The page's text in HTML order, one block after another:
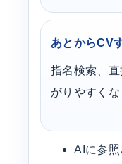
あとからCV
指名検索、
がりやすくな
AIに参